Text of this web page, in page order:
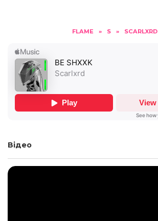
FLAME » S » SCARLXRD
Відео